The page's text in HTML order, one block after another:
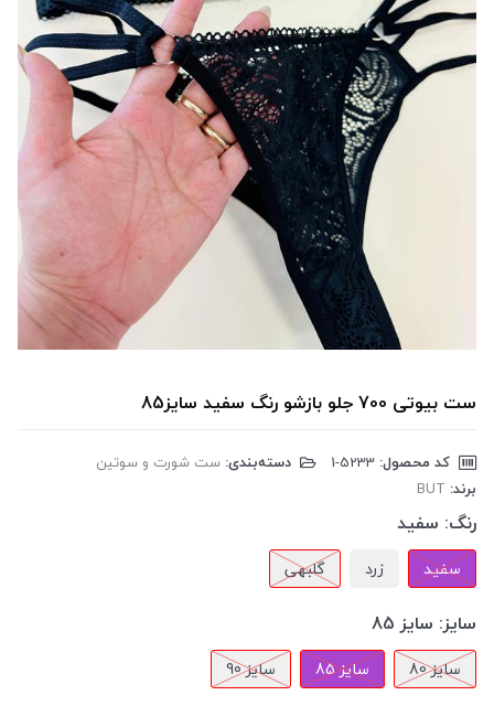
ست بیوتی 700 جلو بازشو رنگ سفید سایز85
کد محصول: دسته‌بندی: ست شورت و سوتین
برند: BUT
رنگ: سفید
سفید زرد گلبهی
سایز: سایز 85
سایز 80 سایز 85 سایز 90